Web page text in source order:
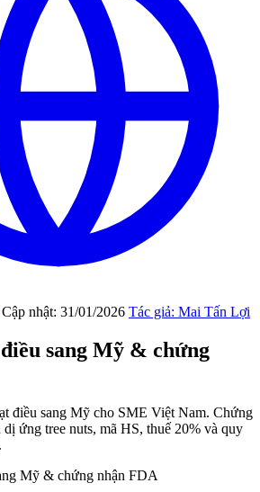
Cập nhật: 31/01/2026 Tác giả: Mai Tấn Lợi
sang Mỹ & chứng
điều sang Mỹ cho SME Việt Nam. Chứng
ứng tree nuts, mã HS, thuế 20% và quy